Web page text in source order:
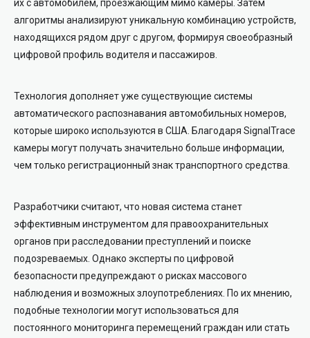
их с автомобилем, проезжающим мимо камеры. Затем
алгоритмы анализируют уникальную комбинацию устройств,
находящихся рядом друг с другом, формируя своеобразный
цифровой профиль водителя и пассажиров.
Технология дополняет уже существующие системы
автоматического распознавания автомобильных номеров,
которые широко используются в США. Благодаря SignalTrace
камеры могут получать значительно больше информации,
чем только регистрационный знак транспортного средства.
Разработчики считают, что новая система станет
эффективным инструментом для правоохранительных
органов при расследовании преступлений и поиске
подозреваемых. Однако эксперты по цифровой
безопасности предупреждают о рисках массового
наблюдения и возможных злоупотреблениях. По их мнению,
подобные технологии могут использоваться для
постоянного мониторинга перемещений граждан или стать